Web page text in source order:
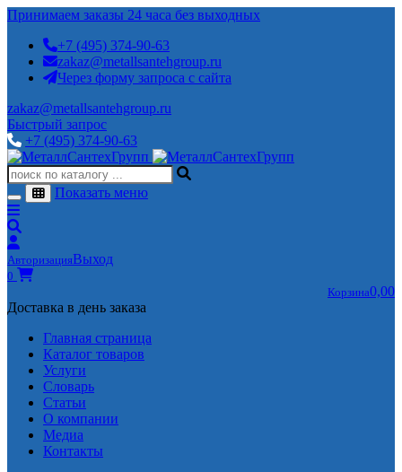
Принимаем заказы 24 часа без выходных
+7 (495) 374-90-63
zakaz@metallsantehgroup.ru
Через форму запроса с сайта
zakaz@metallsantehgroup.ru
Быстрый запрос
+7 (495) 374-90-63
Показать меню
АвторизацияВыход
0
Корзина0,00
Доставка в день заказа
Главная страница
Каталог товаров
Услуги
Словарь
Статьи
О компании
Медиа
Контакты